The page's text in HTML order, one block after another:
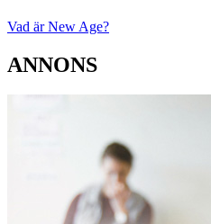
Vad är New Age?
ANNONS